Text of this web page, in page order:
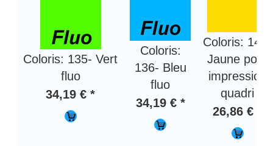
Coloris: 135- Vert
fluo
34,19 € *
Coloris:
136- Bleu
fluo
34,19 € *
Coloris: 140-
Jaune pour
impression
quadri
26,86 € *